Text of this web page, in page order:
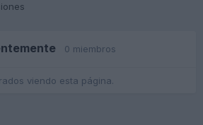
0 miembros
viendo esta página.